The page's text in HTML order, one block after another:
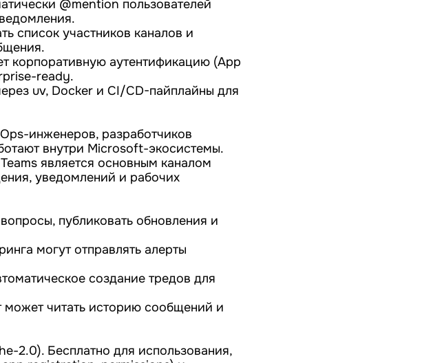
@mention пользователей
список участников каналов и
корпоративную аутентификацию (App
ready.
uv, Docker и CI/CD-пайплайны для
инженеров, разработчиков
внутри Microsoft-экосистемы.
является основным каналом
уведомлений и рабочих
публиковать обновления и
могут отправлять алерты
создание тредов для
может читать историю сообщений и
2.0). Бесплатно для использования,